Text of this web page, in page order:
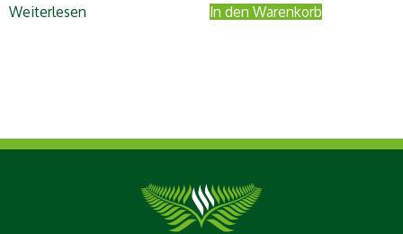
Weiterlesen In den Warenkorb